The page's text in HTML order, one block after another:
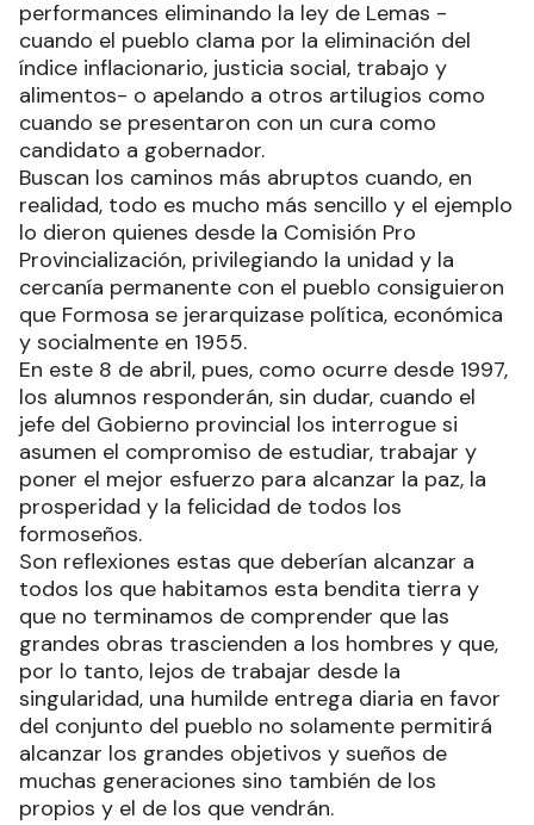
performances eliminando la ley de Lemas -
cuando el pueblo clama por la eliminación del
índice inflacionario, justicia social, trabajo y
alimentos- o apelando a otros artilugios como
cuando se presentaron con un cura como
candidato a gobernador.
Buscan los caminos más abruptos cuando, en
realidad, todo es mucho más sencillo y el ejemplo
lo dieron quienes desde la Comisión Pro
Provincialización, privilegiando la unidad y la
cercanía permanente con el pueblo consiguieron
que Formosa se jerarquizase política, económica
y socialmente en 1955.
En este 8 de abril, pues, como ocurre desde 1997,
los alumnos responderán, sin dudar, cuando el
jefe del Gobierno provincial los interrogue si
asumen el compromiso de estudiar, trabajar y
poner el mejor esfuerzo para alcanzar la paz, la
prosperidad y la felicidad de todos los
formoseños.
Son reflexiones estas que deberían alcanzar a
todos los que habitamos esta bendita tierra y
que no terminamos de comprender que las
grandes obras trascienden a los hombres y que,
por lo tanto, lejos de trabajar desde la
singularidad, una humilde entrega diaria en favor
del conjunto del pueblo no solamente permitirá
alcanzar los grandes objetivos y sueños de
muchas generaciones sino también de los
propios y el de los que vendrán.